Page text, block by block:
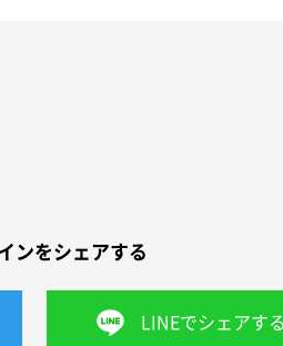
ンをシェアする
LINEでシェアす